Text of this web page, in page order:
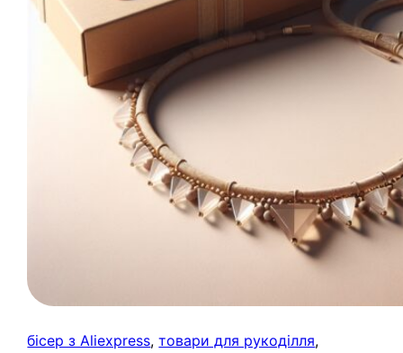
бісер з Aliexpress, товари для рукоділля